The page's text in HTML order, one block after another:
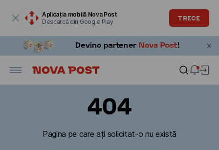
Aplicația mobilă Nova Post
Descarcă din Google Play
TRECE
404
Pagina pe care ați solicitat-o nu există